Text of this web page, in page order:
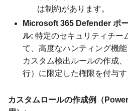
は制約があります。
Microsoft 365 Defender ポ
ル: 特定のセキュリティチー
て、高度なハンティング機
カスタム検出ルールの作成
行）に限定した権限を付与す
カスタムロールの作成例（